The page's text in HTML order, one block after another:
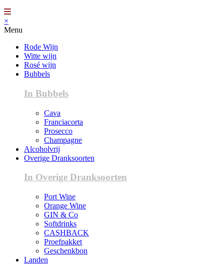
×
Menu
Rode Wijn
Witte wijn
Rosé wijn
Bubbels
In Bubbels
Cava
Franciacorta
Prosecco
Champagne
Alcoholvrij
Overige Dranksoorten
In Overige Dranksoorten
Port Wine
Orange Wine
GIN & Co
Softdrinks
CASHBACK
Proefpakket
Geschenkbon
Landen